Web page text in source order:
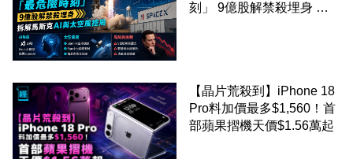
刻」 9億股解禁殺埋身 拆
【晶片荒殺到】iPhone 18
Pro料加價最多$1,560！首
部蘋果摺機天價$1.56萬起